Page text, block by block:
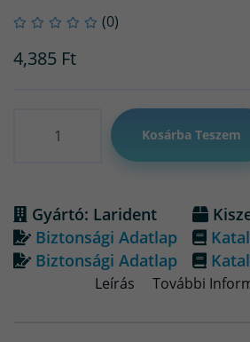
(0)
4,385 Ft
Kosárba Teszem
Gyártó: Larident
Biztonsági Adatlap
Biztonsági Adatlap
Leírás További